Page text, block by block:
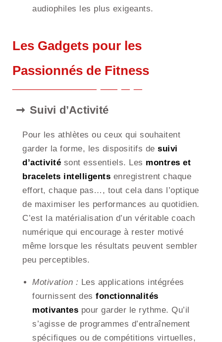
audiophiles les plus exigeants.
Les Gadgets pour les
Passionnés de Fitness
Suivi d’Activité
Pour les athlètes ou ceux qui souhaitent
garder la forme, les dispositifs de suivi
d’activité sont essentiels. Les montres et
bracelets intelligents enregistrent chaque
effort, chaque pas…, tout cela dans l’optique
de maximiser les performances au quotidien.
C’est la matérialisation d’un véritable coach
numérique qui encourage à rester motivé
même lorsque les résultats peuvent sembler
peu perceptibles.
Motivation : Les applications intégrées
fournissent des fonctionnalités
motivantes pour garder le rythme. Qu’il
s’agisse de programmes d’entraînement
spécifiques ou de compétitions virtuelles,